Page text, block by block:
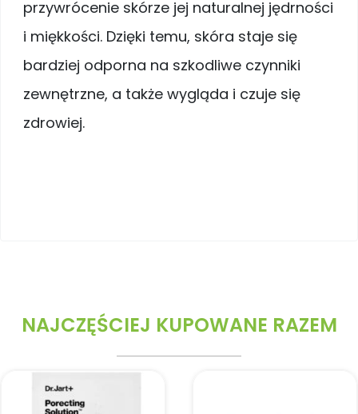
przywrócenie skórze jej naturalnej jędrności
i miękkości. Dzięki temu, skóra staje się
bardziej odporna na szkodliwe czynniki
zewnętrzne, a także wygląda i czuje się
zdrowiej.
NAJCZĘŚCIEJ KUPOWANE RAZEM